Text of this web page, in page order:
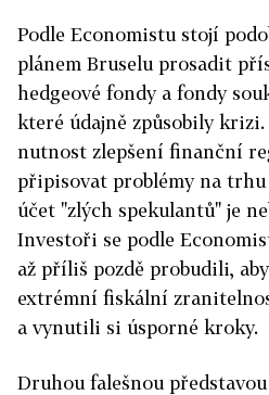
Podle Economistu stojí
plánem Bruselu prosadit
hedgeové fondy a fondy
které údajně způsobily
nutnost zlepšení finanční
připisovat problémy na
účet "zlých spekulantů" je
Investoři se podle
až příliš pozdě probudili,
extrémní fiskální
a vynutili si úsporné kroky.
Druhou falešnou